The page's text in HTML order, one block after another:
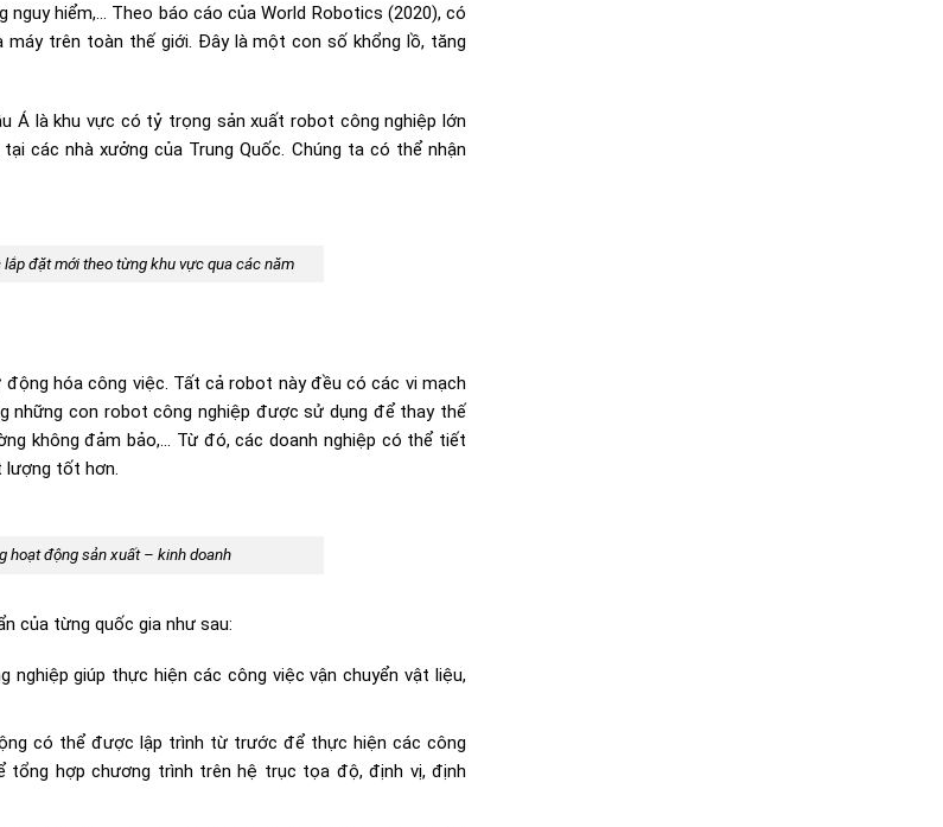
hiểm,… Theo báo cáo của World Robotics (2020), có
trên toàn thế giới. Đây là một con số khổng lồ, tăng
Á là khu vực có tỷ trọng sản xuất robot công nghiệp lớn
các nhà xưởng của Trung Quốc. Chúng ta có thể nhận
đặt mới theo từng khu vực qua các năm
hóa công việc. Tất cả robot này đều có các vi mạch
những con robot công nghiệp được sử dụng để thay thế
không đảm bảo,… Từ đó, các doanh nghiệp có thể tiết
lượng tốt hơn.
hoạt động sản xuất – kinh doanh
của từng quốc gia như sau:
giúp thực hiện các công việc vận chuyển vật liệu,
có thể được lập trình từ trước để thực hiện các công
tổng hợp chương trình trên hệ trục tọa độ, định vị, định